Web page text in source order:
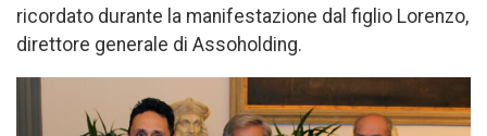
ricordato durante la manifestazione dal figlio Lorenzo,
direttore generale di Assoholding.